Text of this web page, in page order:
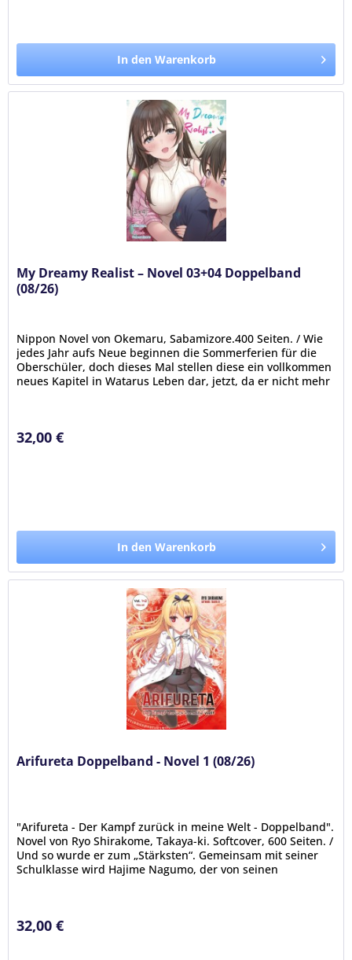
In den Warenkorb
My Dreamy Realist – Novel 03+04 Doppelband
(08/26)
Nippon Novel von Okemaru, Sabamizore.400 Seiten. / Wie
jedes Jahr aufs Neue beginnen die Sommerferien für die
Oberschüler, doch dieses Mal stellen diese ein vollkommen
neues Kapitel in Watarus Leben dar, jetzt, da er nicht mehr
32,00 €
In den Warenkorb
Arifureta Doppelband - Novel 1 (08/26)
"Arifureta - Der Kampf zurück in meine Welt - Doppelband".
Novel von Ryo Shirakome, Takaya-ki. Softcover, 600 Seiten. /
Und so wurde er zum „Stärksten“. Gemeinsam mit seiner
Schulklasse wird Hajime Nagumo, der von seinen
32,00 €